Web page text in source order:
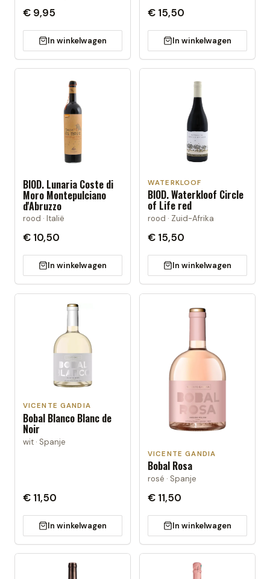
€ 9,95
In winkelwagen
€ 15,50
In winkelwagen
BIOD. Lunaria Coste di
Moro Montepulciano
d'Abruzzo
rood · Italië
€ 10,50
In winkelwagen
WATERKLOOF
BIOD. Waterkloof Circle
of Life red
rood · Zuid-Afrika
€ 15,50
In winkelwagen
VICENTE GANDIA
Bobal Blanco Blanc de
Noir
wit · Spanje
€ 11,50
In winkelwagen
VICENTE GANDIA
Bobal Rosa
rosé · Spanje
€ 11,50
In winkelwagen